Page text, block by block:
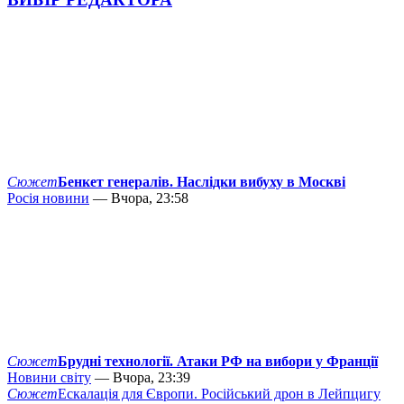
СюжетБенкет генералів. Наслідки вибуху в Москві
Росія новини — Вчора, 23:58
СюжетБрудні технології. Атаки РФ на вибори у Франції
Новини світу — Вчора, 23:39
СюжетЕскалація для Європи. Російський дрон в Лейпцигу